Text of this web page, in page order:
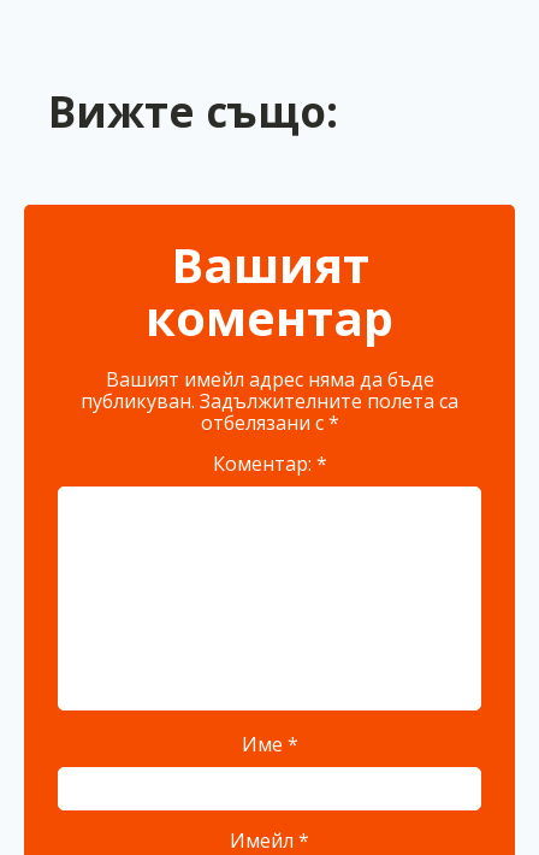
Вижте също:
Вашият
коментар
Вашият имейл адрес няма да бъде
публикуван. Задължителните полета са
отбелязани с*
Коментар: *
Име *
Имейл *